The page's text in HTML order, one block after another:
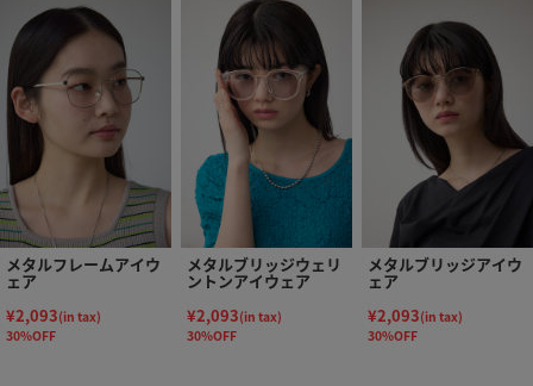
メタルフレームアイウ
ェア
¥2,093(in tax)
30%OFF
メタルブリッジウェリ
ントンアイウェア
¥2,093(in tax)
30%OFF
メタルブリッジアイウ
ェア
¥2,093(in tax)
30%OFF